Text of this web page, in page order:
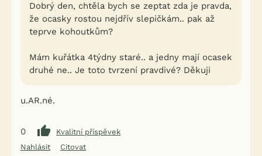
Dobrý den, chtěla bych se zeptat zda je pravda,
že ocasky rostou nejdřív slepičkám.. pak až
teprve kohoutkům?
Mám kuřátka 4týdny staré.. a jedny mají ocasek
druhé ne.. Je toto tvrzení pravdivé? Děkuji
u.AR.né.
0
Kvalitní příspěvek
Nahlásit
Citovat